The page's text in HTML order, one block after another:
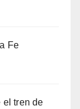
Fe
el tren de